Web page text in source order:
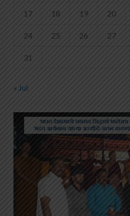
17 18 19 20
24 25 26 27
31
« Jul